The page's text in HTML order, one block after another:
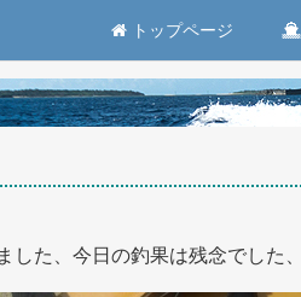
トップページ
した、今日の釣果は残念でした